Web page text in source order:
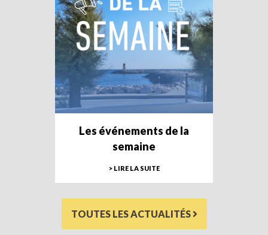
Les événements de la
semaine
> LIRE LA SUITE
TOUTES LES ACTUALITÉS